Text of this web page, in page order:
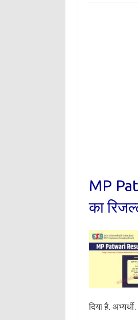
MP
का
दिया है.